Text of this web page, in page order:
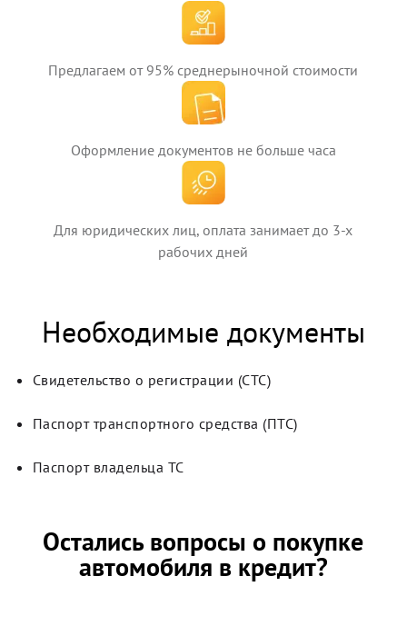
Предлагаем от 95% среднерыночной стоимости
Оформление документов не больше часа
Для юридических лиц, оплата занимает до 3-х
рабочих дней
Необходимые документы
Свидетельство о регистрации (СТС)
Паспорт транспортного средства (ПТС)
Паспорт владельца ТС
Остались вопросы о покупке
автомобиля в кредит?